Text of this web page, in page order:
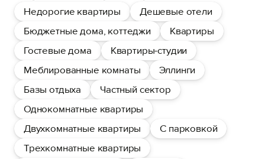
Недорогие квартиры
Дешевые отели
Бюджетные дома, коттеджи
Квартиры
Гостевые дома
Квартиры-студии
Меблированные комнаты
Эллинги
Базы отдыха
Частный сектор
Однокомнатные квартиры
Двухкомнатные квартиры
С парковкой
Трехкомнатные квартиры